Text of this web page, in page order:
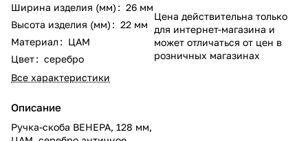
Ширина изделия (мм) : 26 мм
Высота изделия (мм) : 22 мм
Материал : ЦАМ
Цвет: серебро
Все характеристики
Описание
Ручка-скоба ВЕНЕРА, 128 мм,
Цена действительна только
для интернет-магазина и
может отличаться от цен в
розничных магазинах